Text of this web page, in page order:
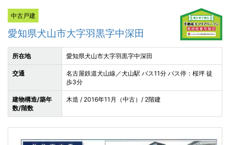
中古戸建
愛知県犬山市大字羽黒字中深田
所在地 愛知県犬山市大字羽黒字中深田
交通
名古屋鉄道犬山線／犬山駅 バス11分 バス停：桜坪 徒
歩3分
建物構造/築年
数/階数
木造 / 2016年11月（中古）/ 2階建